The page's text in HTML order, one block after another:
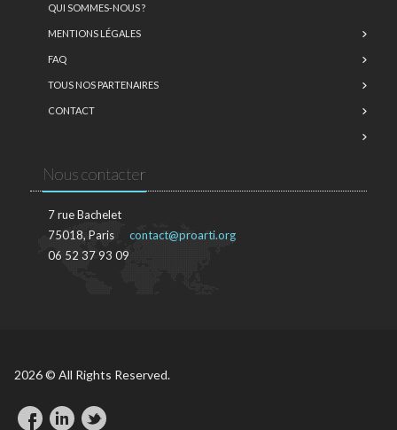
QUI SOMMES-NOUS ?
MENTIONS LÉGALES
FAQ
TOUS NOS PARTENAIRES
CONTACT
Nous contacter
7 rue Bachelet
75018, Paris
06 52 37 93 09
contact@proarti.org
2026 © All Rights Reserved.